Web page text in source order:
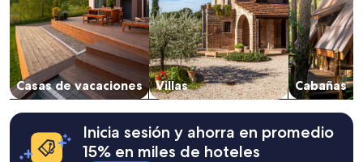
para
2
adultos.
Los
precios
y
la
disponibilidad
están
sujetos
Casas de vacaciones Villas Cabañas
Inicia sesión y ahorra en promedio
15% en miles de hoteles